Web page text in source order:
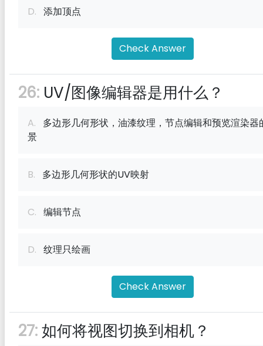
D. 添加顶点
Check Answer
26: UV/图像编辑器是用什么？
A. 多边形几何形状，油漆纹理，节点编辑和预览渲染器
景
B. 多边形几何形状的UV映射
C. 编辑节点
D. 纹理只绘画
Check Answer
27:如何将视图切换到相机？